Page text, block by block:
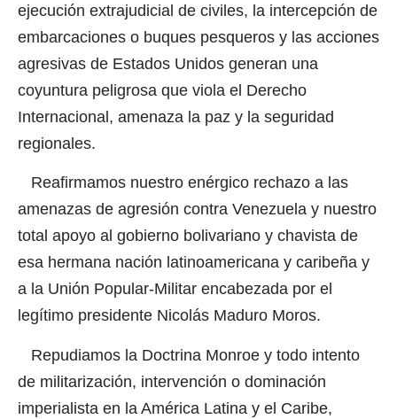
ejecución extrajudicial de civiles, la intercepción de
embarcaciones o buques pesqueros y las acciones
agresivas de Estados Unidos generan una
coyuntura peligrosa que viola el Derecho
Internacional, amenaza la paz y la seguridad
regionales.
Reafirmamos nuestro enérgico rechazo a las
amenazas de agresión contra Venezuela y nuestro
total apoyo al gobierno bolivariano y chavista de
esa hermana nación latinoamericana y caribeña y
a la Unión Popular-Militar encabezada por el
legítimo presidente Nicolás Maduro Moros.
Repudiamos la Doctrina Monroe y todo intento
de militarización, intervención o dominación
imperialista en la América Latina y el Caribe,